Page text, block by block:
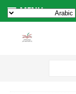
MENU